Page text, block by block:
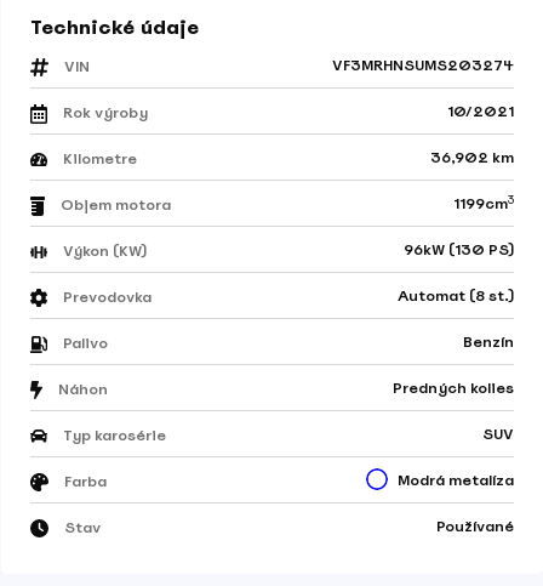
Technické údaje
VIN VF3MRHNSUMS203274
Rok výroby 10/2021
Kilometre 36,902 km
Objem motora 1199cm3
Výkon (KW) 96kW (130 PS)
Prevodovka Automat (8 st.)
Palivo Benzín
Náhon Predných kolies
Typ karosérie SUV
Farba Modrá metalíza
Stav Používané